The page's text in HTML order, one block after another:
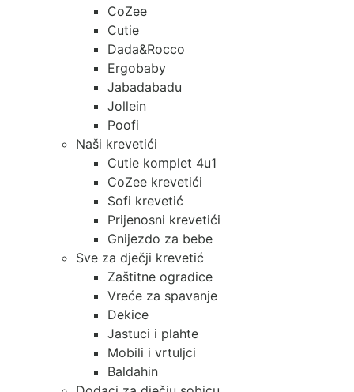
CoZee
Cutie
Dada&Rocco
Ergobaby
Jabadabadu
Jollein
Poofi
Naši krevetići
Cutie komplet 4u1
CoZee krevetići
Sofi krevetić
Prijenosni krevetići
Gnijezdo za bebe
Sve za dječji krevetić
Zaštitne ogradice
Vreće za spavanje
Dekice
Jastuci i plahte
Mobili i vrtuljci
Baldahin